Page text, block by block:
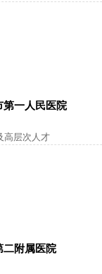
第一人民医院
高层次人才
二附属医院